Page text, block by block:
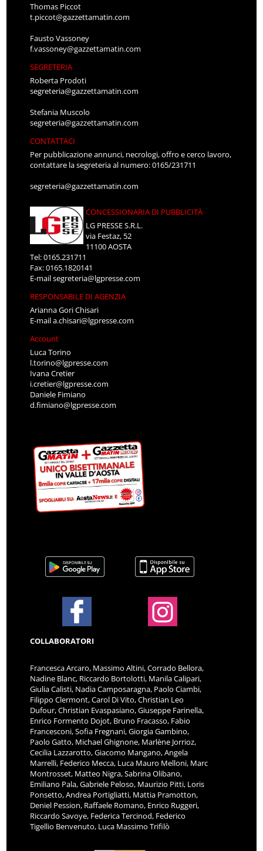
Thomas Piccot
t.piccot@gazzettamatin.com
Fausto Vassoney
f.vassoney@gazzettamatin.com
SEGRETERIA
Roberta Prodoti
segreteria@gazzettamatin.com
Stefania Muscolo
segreteria@gazzettamatin.com
CONTATTACI
Per pubblicazione annunci, necrologi, offro e cerco lavoro,
contattare la segreteria al numero: 0165/231711
segreteria@gazzettamatin.com
CONCESSIONARIA DI PUBBLICITÀ
LG PRESSE S.R.L.
via Festaz, 52
11100 AOSTA
Tel: 0165.231711
Fax: 0165.1820141
E-mailsegreteria@lgpresse.com
RESPONSABILE DI AGENZIA
Arianna Gori Chisari
E-maila.chisari@lgpresse.com
Account
Luca Torino
l.torino@lgpresse.com
Ivana Cretier
i.cretier@lgpresse.com
Daniele Fimiano
d.fimiano@lgpresse.com
COLLABORATORI
Francesca Arcaro, Massimo Altini, Corrado Bellora,
Nadine Blanc, Riccardo Bortolotti, Manila Calipari,
Giulia Calisti, Nadia Camposaragna, Paolo Ciambi,
Filippo Clermont, Carol Di Vito, Christian Leo
Dufour, Christian Evaspasiano, Giuseppe Farinella,
Enrico Formento Dojot, Bruno Fracasso, Fabio
Francesconi, Sofia Fregnani, Giorgia Gambino,
Paolo Gatto, Michael Ghignone, Marlène Jorrioz,
Cecilia Lazzarotto, Giacomo Mangano, Angela
Marrelli, Federico Mecca, Luca Mauro Melloni, Marc
Montrosset, Matteo Nigra, Sabrina Olibano,
Emiliano Pala, Gabriele Peloso, Maurizio Pitti, Loris
Ponsetto, Andrea Portigliatti, Mattia Pramotton,
Deniel Pession, Raffaele Romano, Enrico Ruggeri,
Riccardo Savoye, Federica Tercinod, Federico
Tigellio Benvenuto, Luca Massimo Trifilò